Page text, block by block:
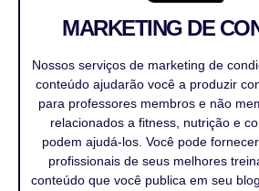
MARKETING DE
Nossos serviços de marketing de
conteúdo ajudarão você a produzir
para professores membros e não
relacionados a fitness, nutrição e
podem ajudá-los. Você pode
profissionais de seus melhores
conteúdo que você publica em seu